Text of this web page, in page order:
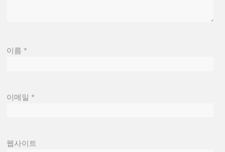
이름*
이메일*
웹사이트